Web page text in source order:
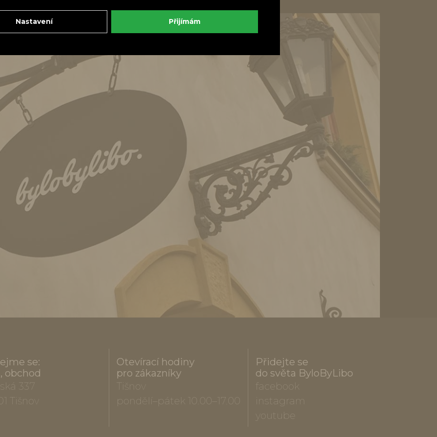
se:
obchod
337
Tišnov
Otevírací hodiny
pro zákazníky
Tišnov
pondělí–pátek 10.00–17.00
Přidejte se
do světa ByloByLibo
facebook
instagram
youtube
Nastavení Přijímám